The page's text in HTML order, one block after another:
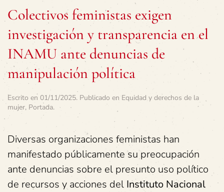
Colectivos feministas exigen
investigación y transparencia en el
INAMU ante denuncias de
manipulación política
Escrito en 01/11/2025. Publicado en Equidad y derechos de la
mujer, Portada.
Diversas organizaciones feministas han
manifestado públicamente su preocupación
ante denuncias sobre el presunto uso político
de recursos y acciones del Instituto Nacional